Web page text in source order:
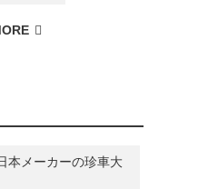
本メーカーの珍車大